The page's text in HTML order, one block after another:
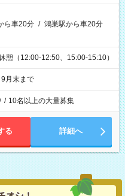
ら車20分 / 鴻巣駅から車20分
（12:00-12:50、15:00-15:10）
月末まで
/ 10名以上の大量募集
る 詳細へ